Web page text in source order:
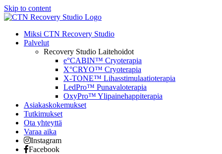
Skip to content
Miksi CTN Recovery Studio
Palvelut
Recovery Studio Laitehoidot
e°CABIN™ Cryoterapia
X°CRYO™ Cryoterapia
X-TONE™ Lihasstimulaatioterapia
LedPro™ Punavaloterapia
OxyPro™ Ylipainehappiterapia
Asiakaskokemukset
Tutkimukset
Ota yhteyttä
Varaa aika
Instagram
Facebook